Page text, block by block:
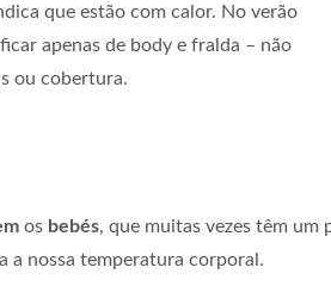
que estão com calor. No verão
apenas de body e fralda – não
ou cobertura.
os bebés, que muitas vezes têm um
a nossa temperatura corporal.